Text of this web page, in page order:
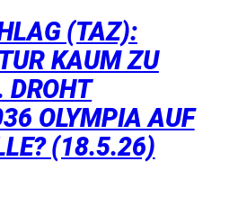
(TAZ):
KAUM ZU
DROHT
OLYMPIA AUF
(18.5.26)